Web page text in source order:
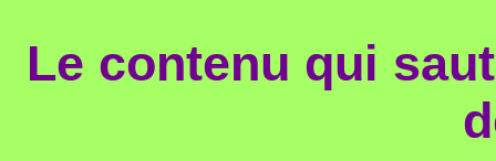
Le contenu qui